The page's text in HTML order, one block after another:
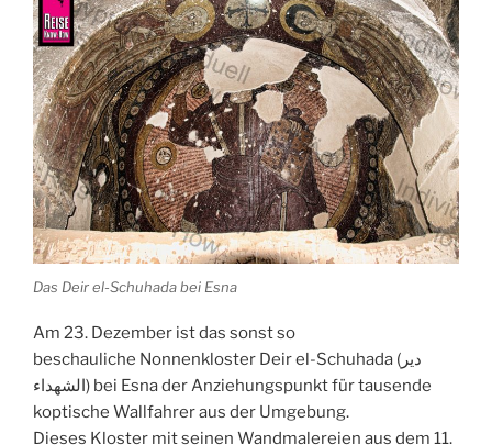
Das Deir el-Schuhada bei Esna
Am 23. Dezember ist das sonst so
beschauliche Nonnenkloster Deir el-Schuhada (دير
الشهداء) bei Esnader Anziehungspunkt für tausende
koptische Wallfahrer aus der Umgebung.
Dieses Kloster mit seinen Wandmalereien aus dem 11.